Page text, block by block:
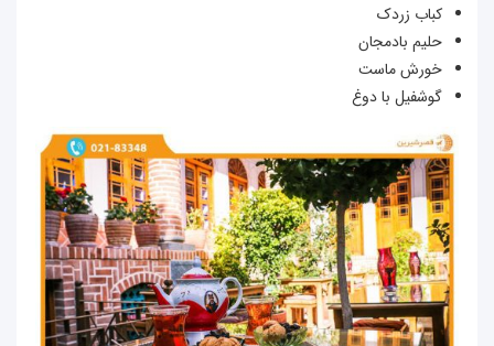
کباب زردک
حلیم بادمجان
خورش ماست
گوشفیل با دوغ